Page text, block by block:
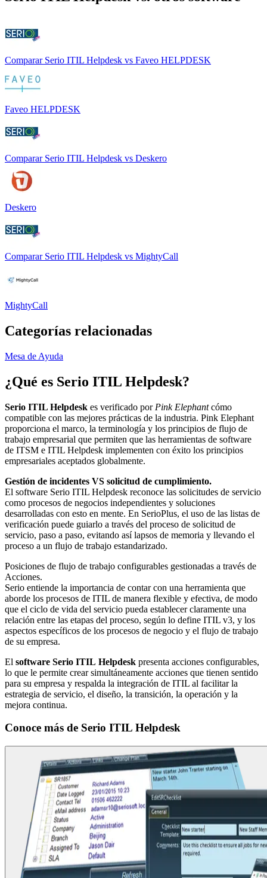
Comparar Serio ITIL Helpdesk vs Faveo HELPDESK
Faveo HELPDESK
Comparar Serio ITIL Helpdesk vs Deskero
Deskero
Comparar Serio ITIL Helpdesk vs MightyCall
MightyCall
Categorías relacionadas
Mesa de Ayuda
¿Qué es Serio ITIL Helpdesk?
Serio ITIL Helpdesk es verificado por Pink Elephantcómo
compatible con las mejores prácticas de la industria. Pink Elephant
proporciona el marco, la terminología y los principios de flujo de
trabajo empresarial que permiten que las herramientas de software
de ITSM e ITIL Helpdesk implementen con éxito los principios
empresariales aceptados globalmente.
Gestión de incidentes VS solicitud de cumplimiento.
El software Serio ITIL Helpdesk reconoce las solicitudes de servicio
como procesos de negocios independientes y soluciones
desarrolladas con esto en mente. En SerioPlus, el uso de las listas de
verificación puede guiarlo a través del proceso de solicitud de
servicio, paso a paso, evitando así lapsos de memoria y llevando el
proceso a un flujo de trabajo estandarizado.
Posiciones de flujo de trabajo configurables gestionadas a través de
Acciones.
Serio entiende la importancia de contar con una herramienta que
aborde los procesos de ITIL de manera flexible y efectiva, de modo
que el ciclo de vida del servicio pueda establecer claramente una
relación entre las etapas del proceso, según lo define ITIL v3, y los
aspectos específicos de los procesos de negocio y el flujo de trabajo
de su empresa.
El software Serio ITIL Helpdesk presenta acciones configurables,
lo que le permite crear simultáneamente acciones que tienen sentido
para su empresa y respalda la integración de ITIL al facilitar la
estrategia de servicio, el diseño, la transición, la operación y la
mejora continua.
Conoce más de Serio ITIL Helpdesk